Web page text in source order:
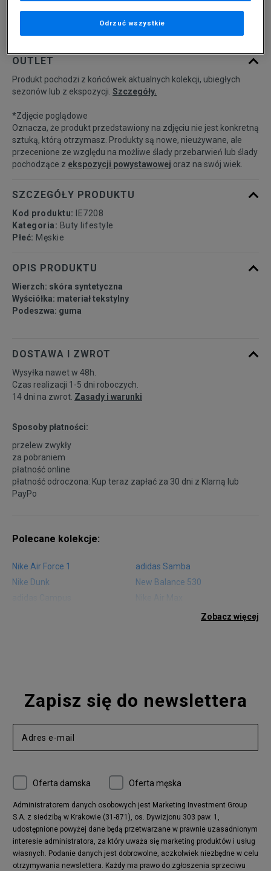
Rozmiary EU Rozmiary US
41 1/3 26 cm Powiadom o dostępności
42 26,5 cm
42 2/3 27 cm Powiadom o dostępności
43 1/3
44 28 cm
45 1/3 29 cm
46 2/3 30 cm
OUTLET
Produkt pochodzi z końcówek aktualnych kolekcji, ubiegłych
sezonów lub z ekspozycji. Szczegóły.
*Zdjęcie poglądowe
Oznacza, że produkt przedstawiony na zdjęciu nie jest konkretną
sztuką, którą otrzymasz. Produkty są nowe, nieużywane, ale
przecenione ze względu na możliwe ślady przebarwień lub ślady
pochodzące z ekspozycji powystawowej oraz na swój wiek.
SZCZEGÓŁY PRODUKTU
Kod produktu:
IE7208
Kategoria: Buty lifestyle
Płeć: Męskie
OPIS PRODUKTU
Wierzch: skóra syntetyczna
Wyściółka: materiał tekstylny
Podeszwa: guma
DOSTAWA I ZWROT
Wysyłka nawet w 48h.
Czas realizacji 1-5 dni roboczych.
14 dni na zwrot. Zasady i warunki
Sposoby płatności:
przelew zwykły
za pobraniem
płatność online
płatność odroczona: Kup teraz zapłać za 30 dni z Klarną lub
PayPo
Polecane kolekcje:
Nike Air Force 1
adidas Samba
Nike Dunk
New Balance 530
Air Jordan 1
New Balance 327
adidas Handball Spezial
Birkenstock Arizona
Nike Air Max 270
New Balance CT302
adidas Ozelia
Nike Air More Uptempo
adidas Stan Smith
Puma Mayze
Reebok Club C
New Balance 2002
adidas NMD
Converse Run Star Hike
Nike Air Max Pulse
adidas Nizza
New Balance 997
adidas ZX
Nike Waffle One
Zobacz więcej
Zapisz się do newslettera
Oferta damska Oferta męska
Administratorem danych osobowych jest Marketing Investment Group
S.A. z siedzibą w Krakowie (31-871), os. Dywizjonu 303 paw. 1,
udostępnione powyżej dane będą przetwarzane w prawnie uzasadnionym
interesie administratora, za który uważa się marketing produktów i usług
własnych. Podanie danych jest dobrowolne, aczkolwiek niezbędne w celu
otrzymywania newslettera. Każdy ma prawo do zgłoszenia sprzeciwu
Odrzuć wszystkie